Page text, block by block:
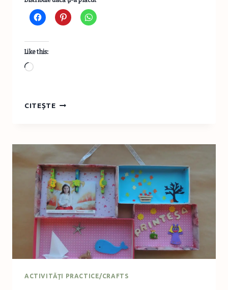
Like this:
Loading…
CITEȘTEPRODUS
CÂRNAŢI
SEMIAFUMAŢI
VITALITY
ACTIVITĂŢI PRACTICE/CRAFTS